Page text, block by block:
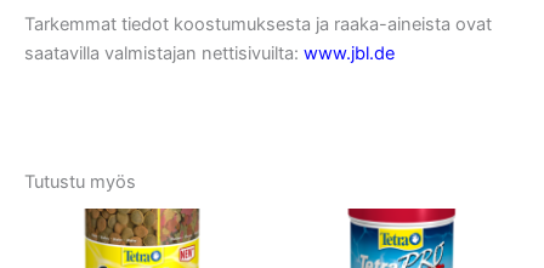
Tarkemmat tiedot koostumuksesta ja raaka-aineista ovat
saatavilla valmistajan nettisivuilta: www.jbl.de
Tutustu myös